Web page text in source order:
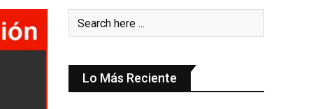
Lo Más Reciente